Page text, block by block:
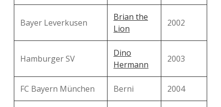
Bayer Leverkusen
Brian the
Lion
2002
Hamburger SV
Dino
Hermann
2003
FC Bayern München Berni 2004